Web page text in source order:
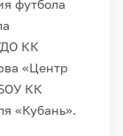
футбола
КК
«Центр
КК
«Кубань».